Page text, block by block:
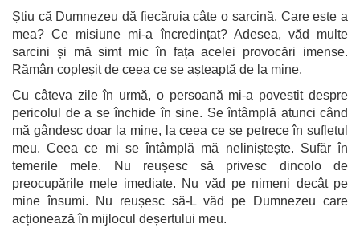
Știu că Dumnezeu dă fiecăruia câte o sarcină. Care este a
mea? Ce misiune mi-a încredințat? Adesea, văd multe
sarcini și mă simt mic în fața acelei provocări imense.
Rămân copleșit de ceea ce se așteaptă de la mine.
Cu câteva zile în urmă, o persoană mi-a povestit despre
pericolul de a se închide în sine. Se întâmplă atunci când
mă gândesc doar la mine, la ceea ce se petrece în sufletul
meu. Ceea ce mi se întâmplă mă neliniștește. Sufăr în
temerile mele. Nu reușesc să privesc dincolo de
preocupările mele imediate. Nu văd pe nimeni decât pe
mine însumi. Nu reușesc să-L văd pe Dumnezeu care
acționează în mijlocul deșertului meu.